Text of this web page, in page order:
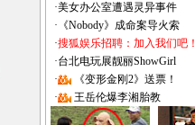
·美女办公室遭遇灵异事件
· 《Nobody》成命案导火索
·搜狐娱乐招聘：加入我们吧！
·台北电玩展靓丽ShowGirl
·
《变形金刚2》送票！
·
王岳伦爆李湘胎教